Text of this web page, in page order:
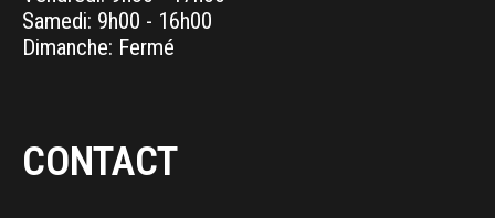
Samedi: 9h00 - 16h00
Dimanche: Fermé
CONTACT